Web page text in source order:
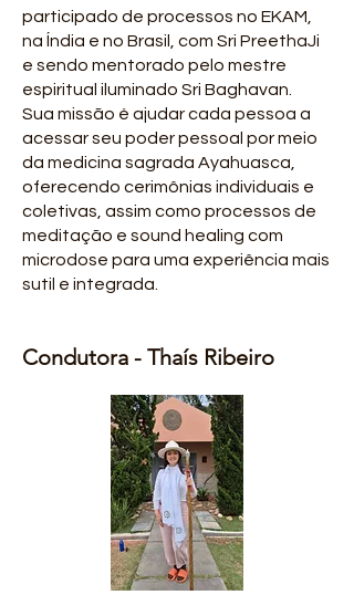
Condutora - Thaís Ribeiro
participado de processos no EKAM,
na Índia e no Brasil, com Sri PreethaJi
e sendo mentorado pelo mestre
espiritual iluminado Sri Baghavan.
Sua missão é ajudar cada pessoa a
acessar seu poder pessoal por meio
da medicina sagrada Ayahuasca,
oferecendo cerimônias individuais e
coletivas, assim como processos de
meditação e sound healing com
microdose para uma experiência mais
sutil e integrada.